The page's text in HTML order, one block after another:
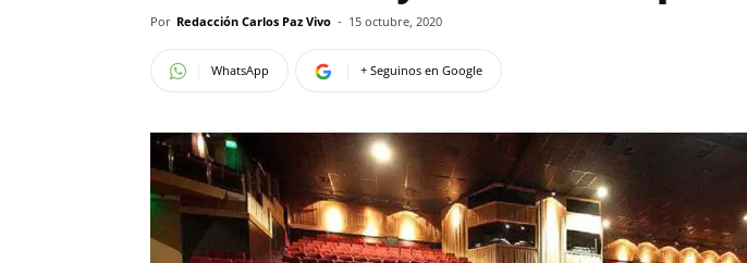
Por Redacción Carlos Paz Vivo - 15 octubre, 2020
WhatsApp + Seguinos en Google